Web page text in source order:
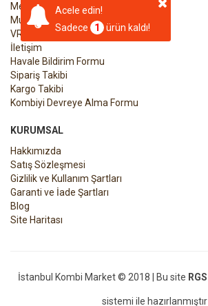
Acele edin!
Sadece
1 ürün kaldı!
Merkezi Isıtma Sistemi
Multi Sistem Klima
VRF Klima Sistemleri
İletişim
Havale Bildirim Formu
Sipariş Takibi
Kargo Takibi
Kombiyi Devreye Alma Formu
KURUMSAL
Hakkımızda
Satış Sözleşmesi
Gizlilik ve Kullanım Şartları
Garanti ve İade Şartları
Blog
Site Haritası
İstanbul Kombi Market © 2018 | Bu site
sistemi ile hazırlanmıştır